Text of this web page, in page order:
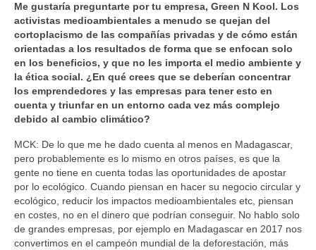
Me gustaría preguntarte por tu empresa, Green N Kool. Los
activistas medioambientales a menudo se quejan del
cortoplacismo de las compañías privadas y de cómo están
orientadas a los resultados de forma que se enfocan solo
en los beneficios, y que no les importa el medio ambiente y
la ética social. ¿En qué crees que se deberían concentrar
los emprendedores y las empresas para tener esto en
cuenta y triunfar en un entorno cada vez más complejo
debido al cambio climático?
MCK: De lo que me he dado cuenta al menos en Madagascar,
pero probablemente es lo mismo en otros países, es que la
gente no tiene en cuenta todas las oportunidades de apostar
por lo ecológico. Cuando piensan en hacer su negocio circular y
ecológico, reducir los impactos medioambientales etc, piensan
en costes, no en el dinero que podrían conseguir. No hablo solo
de grandes empresas, por ejemplo en Madagascar en 2017 nos
convertimos en el campeón mundial de la deforestación, más